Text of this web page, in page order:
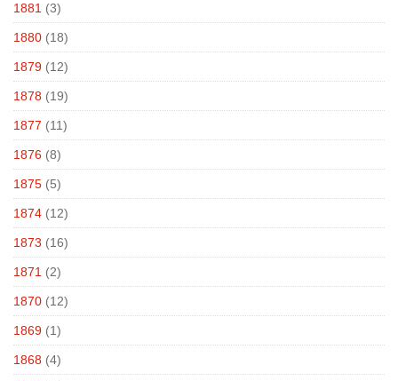
1881 (3)
1880 (18)
1879 (12)
1878 (19)
1877 (11)
1876 (8)
1875 (5)
1874 (12)
1873 (16)
1871 (2)
1870 (12)
1869 (1)
1868 (4)